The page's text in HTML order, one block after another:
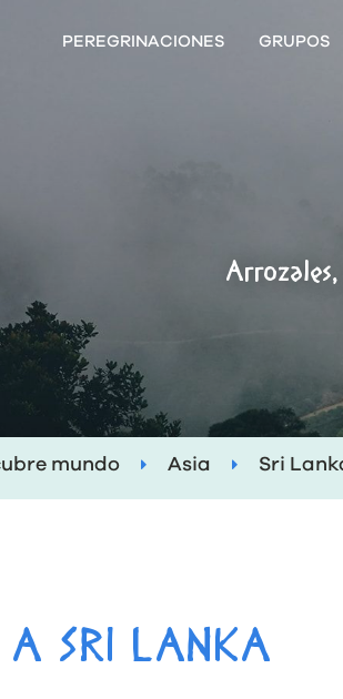
PEREGRINACIONES GRUPOS
mundo Asia Sri
SRI LANKA